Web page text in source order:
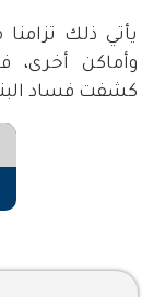
يأتي ذلك
وأماكن أخرى،
كشفت فساد